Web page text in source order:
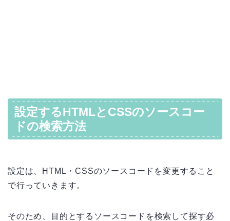
設定するHTMLとCSSのソースコー
ドの検索方法
設定は、HTML・CSSのソースコードを変更すること
で行っていきます。
そのため、目的とするソースコードを検索して探す必